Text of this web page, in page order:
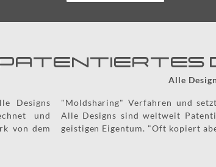
Alle
Designs
und
von dem
unserem
geistigen Eigentum. "Oft